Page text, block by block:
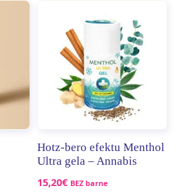
Hotz-bero efektu Menthol
Ultra gela – Annabis
15,20€ BEZ barne